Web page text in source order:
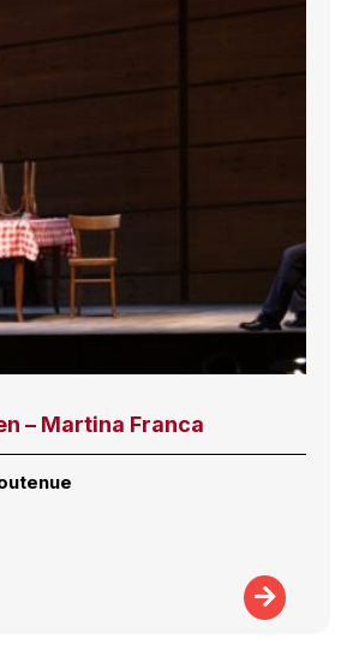
– Martina Franca